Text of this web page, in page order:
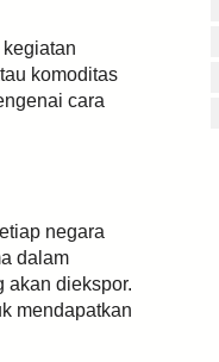
komoditas
cara
negara
dalam
akan diekspor.
mendapatkan